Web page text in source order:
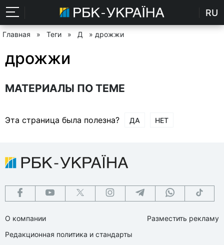
RU
Главная » Теги » Д » дрожжи
дрожжи
МАТЕРИАЛЫ ПО ТЕМЕ
Эта страница была полезна? ДА НЕТ
О компании
Редакционная политика и стандарты
Разместить рекламу